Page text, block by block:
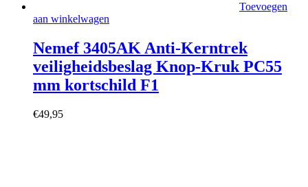
Toevoegen
aan winkelwagen
Nemef 3405AK Anti-Kerntrek
veiligheidsbeslag Knop-Kruk PC55
mm kortschild F1
€49,95